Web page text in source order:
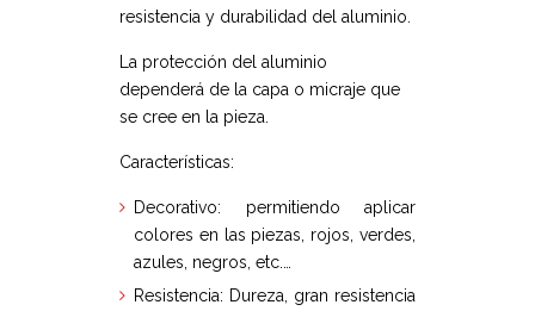
resistencia y durabilidad del aluminio.
La protección del aluminio
dependerá de la capa o micraje que
se cree en la pieza.
Características:
Decorativo: permitiendo aplicar
colores en las piezas, rojos, verdes,
azules, negros, etc.…
Resistencia: Dureza, gran resistencia